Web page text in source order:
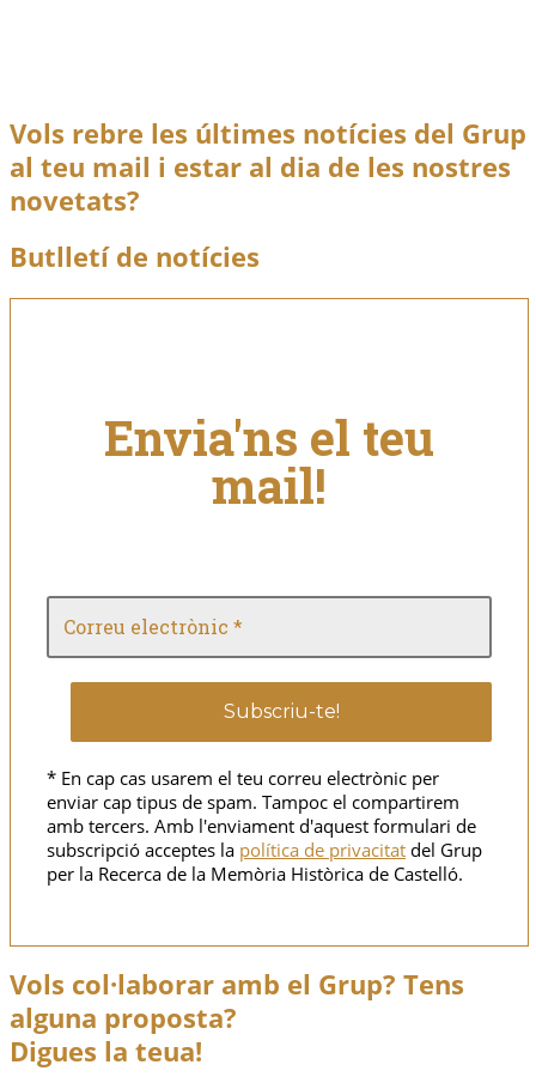
Jaume ILlegir més
Vols rebre les últimes notícies del Grup
al teu mail i estar al dia de les nostres
novetats?
Butlletí de notícies
Envia'ns el teu
mail!
* En cap cas usarem el teu correu electrònic per
enviar cap tipus de spam. Tampoc el compartirem
amb tercers. Amb l'enviament d'aquest formulari de
subscripció acceptes la política de privacitat del Grup
per la Recerca de la Memòria Històrica de Castelló.
Vols col·laborar amb el Grup? Tens
alguna proposta?
Digues la teua!